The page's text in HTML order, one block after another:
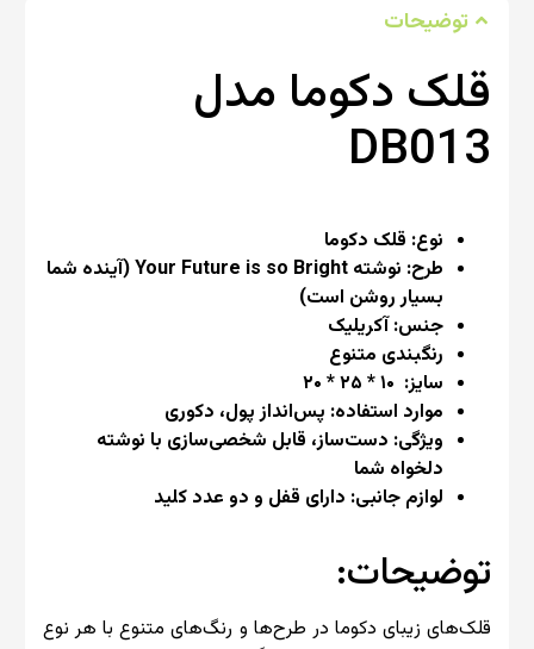
توضیحات
قلک دکوما مدل
DB013
نوع: قلک دکوما
طرح: نوشته Your Future is so Bright (آینده شما
بسیار روشن است)
جنس: آکریلیک
رنگبندی متنوع
سایز: ۱۰ * ۲۵ * ۲۰
موارد استفاده: پس‌انداز پول، دکوری
ویژگی: دست‌ساز، قابل شخصی‌سازی با نوشته
دلخواه شما
لوازم جانبی: دارای قفل و دو عدد کلید
توضیحات:
قلک‌های زیبای دکوما در طرح‌ها و رنگ‌های متنوع با هر نوع